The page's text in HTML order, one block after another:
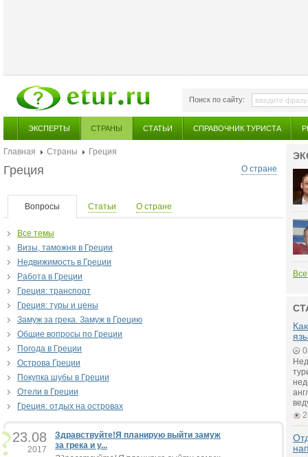
Поиск по сайту:
ЭКСПЕРТЫ СТРАНЫ СТАТЬИ СПРАВОЧНИК ТУРИСТА
Главная Страны
Греция
О стране
Греция
Вопросы Статьи О стране
Все темы
Визы, таможня в Греции
Недвижимость в Греции
Работа в Греции
Греция: транспорт
Греция: туры и цены
Замуж за грека. Замуж в Грецию
Общие вопросы по Греции
Погода в Греции
Острова Греции
Покупка шубы в Греции
Отели в Греции
Греция: отдых на островах
23.08
2017
Здравствуйте!Я планирую выйти замуж
за грека и у...